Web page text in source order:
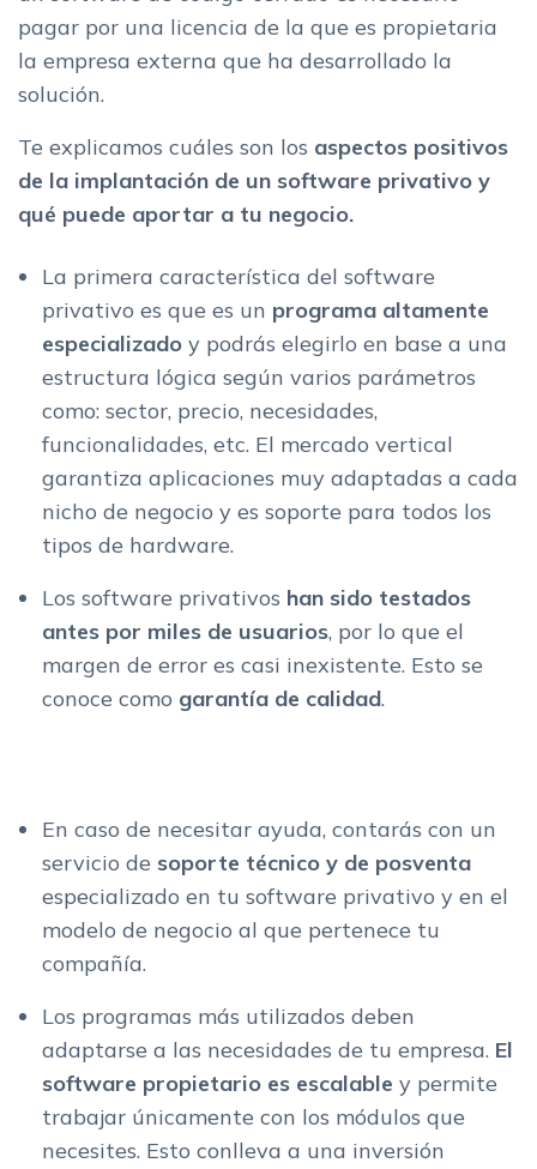
pagar por una licencia de la que es propietaria
la empresa externa que ha desarrollado la
solución.
Te explicamos cuáles son los aspectos positivos
de la implantación de un software privativo y
qué puede aportar a tu negocio.
La primera característica del software
privativo es que es un programa altamente
especializado y podrás elegirlo en base a una
estructura lógica según varios parámetros
como: sector, precio, necesidades,
funcionalidades, etc. El mercado vertical
garantiza aplicaciones muy adaptadas a cada
nicho de negocio y es soporte para todos los
tipos de hardware.
Los software privativos han sido testados
antes por miles de usuarios, por lo que el
margen de error es casi inexistente. Esto se
conoce como garantía de calidad.
En caso de necesitar ayuda, contarás con un
servicio de soporte técnico y de posventa
especializado en tu software privativo y en el
modelo de negocio al que pertenece tu
compañía.
Los programas más utilizados deben
adaptarse a las necesidades de tu empresa. El
software propietario es escalable y permite
trabajar únicamente con los módulos que
necesites. Esto conlleva a una inversión